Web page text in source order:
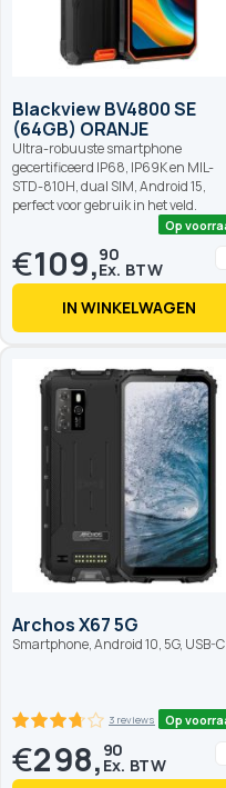
Op voorraad
Blackview BV4800 SE
(64GB) ORANJE
Ultra-robuuste smartphone
gecertificeerd IP68, IP69K en MIL-
STD-810H, dual SIM, Android 15,
perfect voor gebruik in het veld.
€109,90
IN WINKELWAGEN
Archos X67 5G
Smartphone, Android 10, 5G, USB-C
€298, 90